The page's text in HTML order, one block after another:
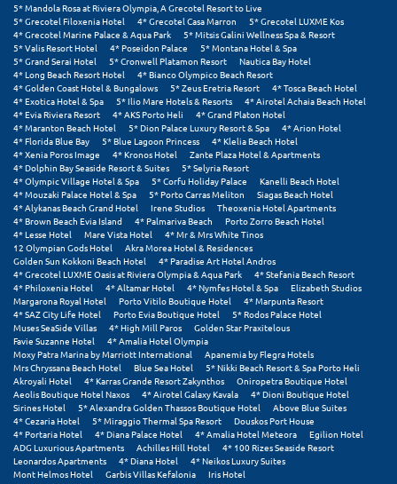
Ψ
Ψαθόπυργος
5* Mandola Rosa at Riviera Olympia, A Grecotel Resort to Live
5* Grecotel Filoxenia Hotel
4* Grecotel Casa Marron
5* Grecotel LUXME Kos
4* Grecotel Marine Palace & Aqua Park
5* Mitsis Galini Wellness Spa & Resort
5* Valis Resort Hotel
4* Poseidon Palace
5* Montana Hotel & Spa
5* Grand Serai Hotel
5* Cronwell Platamon Resort
Nautica Bay Hotel
4* Long Beach Resort Hotel
4* Bianco Olympico Beach Resort
4* Golden Coast Hotel & Bungalows
5* Zeus Eretria Resort
4* Tosca Beach Hotel
4* Exotica Hotel & Spa
5* Ilio Mare Hotels & Resorts
4* Airotel Achaia Beach Hotel
4* Evia Riviera Resort
4* AKS Porto Heli
4* Grand Platon Hotel
4* Maranton Beach Hotel
5* Dion Palace Luxury Resort & Spa
4* Arion Hotel
4* Florida Blue Bay
5* Blue Lagoon Princess
4* Klelia Beach Hotel
4* Xenia Poros Image
4* Kronos Hotel
Zante Plaza Hotel & Apartments
4* Dolphin Bay Seaside Resort & Suites
5* Selyria Resort
4* Olympic Village Hotel & Spa
5* Corfu Holiday Palace
Kanelli Beach Hotel
4* Mouzaki Palace Hotel & Spa
5* Porto Carras Meliton
Siagas Beach Hotel
4* Alykanas Beach Grand Hotel
Irene Studios
Theoxenia Hotel Apartments
4* Brown Beach Evia Island
4* Palmariva Beach
Porto Zorro Beach Hotel
4* Lesse Hotel
Mare Vista Hotel
4* Mr & Mrs White Tinos
12 Olympian Gods Hotel
Akra Morea Hotel & Residences
Golden Sun Kokkoni Beach Hotel
4* Paradise Art Hotel Andros
4* Grecotel LUXME Oasis at Riviera Olympia & Aqua Park
4* Stefania Beach Resort
4* Philoxenia Hotel
4* Altamar Hotel 4* Nymfes Hotel & Spa
Elizabeth Studios
Margarona Royal Hotel
Porto Vitilo Boutique Hotel
4* Marpunta Resort
4* SAZ City Life Hotel
Porto Evia Boutique Hotel
5* Rodos Palace Hotel
Muses SeaSide Villas
4* High Mill Paros
Golden Star Praxitelous
Favie Suzanne Hotel
4* Amalia Hotel Olympia
Moxy Patra Marina by Marriott International
Apanemia by Flegra Hotels
Mrs Chryssana Beach Hotel
Blue Sea Hotel
5* Nikki Beach Resort & Spa Porto Heli
Akroyali Hotel
4* Karras Grande Resort Zakynthos
Oniropetra Boutique Hotel
Aeolis Boutique Hotel Naxos
4* Airotel Galaxy Kavala
4* Dioni Boutique Hotel
Sirines Hotel
5* Alexandra Golden Thassos Boutique Hotel
Above Blue Suites
4* Cezaria Hotel
5* Miraggio Thermal Spa Resort
Douskos Port House
4* Portaria Hotel
4* Diana Palace Hotel 4* Amalia Hotel Meteora
Egilion Hotel
ADG Luxurious Apartments
Achilles Hill Hotel
4* 100 Rizes Seaside Resort
Leonardos Apartments
4* Diana Hotel
4* Neikos Luxury Suites
Mont Helmos Hotel
Garbis Villas Kefalonia
Iris Hotel